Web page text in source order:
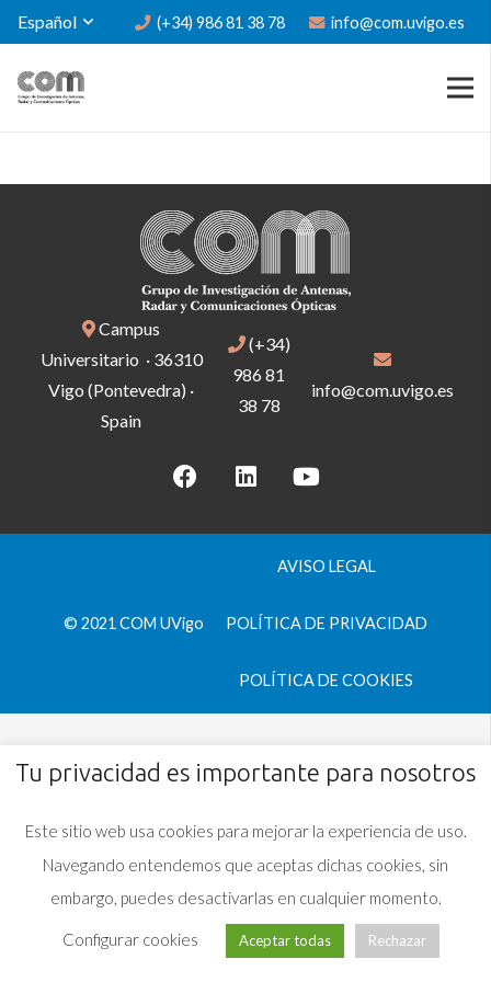
Español (+34) 986 81 38 78 info@com.uvigo.es
Campus
Universitario · 36310
Vigo (Pontevedra) ·
Spain
(+34)
986 81
38 78
info@com.uvigo.es
© 2021 COM UVigo
AVISO LEGAL
POLÍTICA DE PRIVACIDAD
POLÍTICA DE COOKIES
Tu privacidad es importante para nosotros
Este sitio web usa cookies para mejorar la experiencia de uso.
Navegando entendemos que aceptas dichas cookies, sin
embargo, puedes desactivarlas en cualquier momento.
Configurar cookies Aceptar todas Rechazar